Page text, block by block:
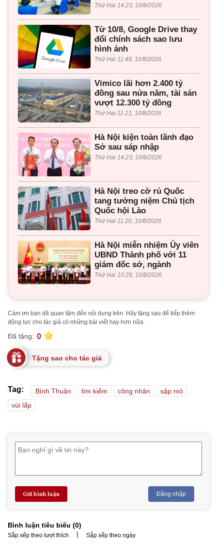
Thứ Hai 14:23, 10/8/2026
Từ 10/8, Google Drive thay
đổi chính sách sao lưu
hình ảnh
Thứ Hai 11:49, 10/8/2026
Vimico lãi hơn 2.400 tỷ
đồng sau nửa năm, tài sản
vượt 12.300 tỷ đồng
Thứ Hai 11:21, 10/8/2026
Hà Nội kiện toàn lãnh đạo
Sở sau sáp nhập
Thứ Hai 14:23, 10/8/2026
Hà Nội treo cờ rủ Quốc
tang tưởng niệm Chủ tịch
Quốc hội Lào
Thứ Hai 11:20, 10/8/2026
Hà Nội miễn nhiệm Ủy viên
UBND Thành phố với 11
giám đốc sở, ngành
Thứ Hai 10:29, 10/8/2026
Cảm ơn bạn đã quan tâm đến nội dung trên. Hãy tặng sao để tiếp thêm
động lực cho tác giả có những bài viết hay hơn nữa.
Đã tặng: 0
Tặng sao cho tác giả
Tag: Bình Thuận tìm kiếm công nhân
sập mỏ
vùi lấp
Gửi bình luận Đăng nhập
Bình luận tiêu biểu (0)
Sắp xếp theo lượt thích | Sắp xếp theo ngày